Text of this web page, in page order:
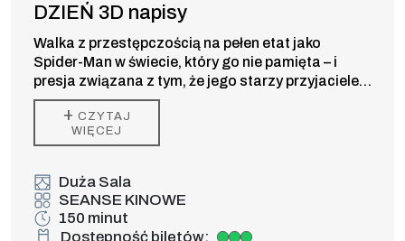
DZIEŃ 3D napisy
Walka z przestępczością na pełen etat jako
Spider-Man w świecie, który go nie pamięta – i
presja związana z tym, że jego starzy przyjaciele
odchodzą bez niego – wywołuje w Peterze zmianę,
której być może nie jest w stanie kontrolować. Ale
ta przemiana może być również jedyną rzeczą,
jego bliskich.
+ CZYTAJ
WIĘCEJ
Duża Sala
SEANSE KINOWE
150 minut
Dostępność biletów: